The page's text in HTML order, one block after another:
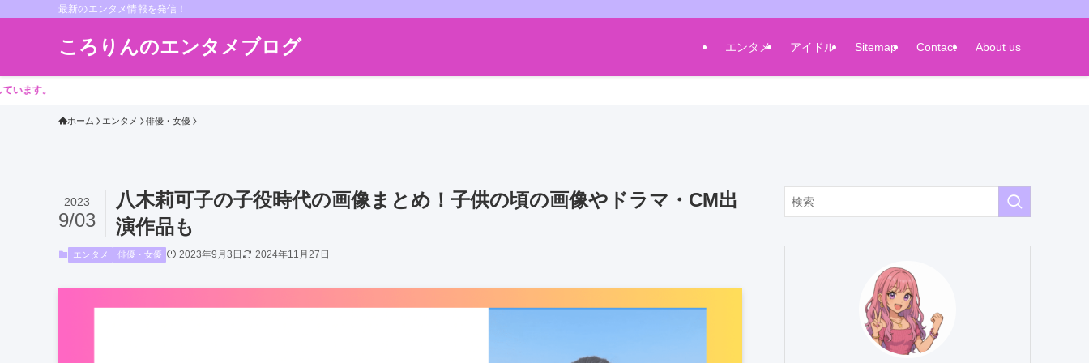
最新のエンタメ情報を発信！
ころりんのエンタメブログ エンタメ アイドル Sitemap Contact About us
ホーム エンタメ 俳優・女優
八木莉可子の子役時代の画像まとめ！子供の頃の画像やドラマ・CM出
演作品も
2023
9/03
エンタメ 俳優・女優 2023年9月3日 2024年11月27日